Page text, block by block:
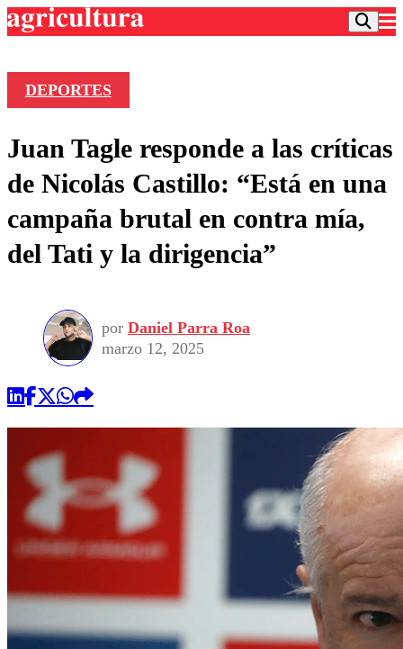
Frecuencias
Agricultura TV
Deportes
Colo Colo
Motor
Torneo Internacional
Torneo Nacional
Entretención
Noticias
Internacional
Nacional
Vida Social
Programas
Comercial
DEPORTES
Juan Tagle responde a las críticas
de Nicolás Castillo: “Está en una
campaña brutal en contra mía,
del Tati y la dirigencia”
por Daniel Parra Roa
marzo 12, 2025